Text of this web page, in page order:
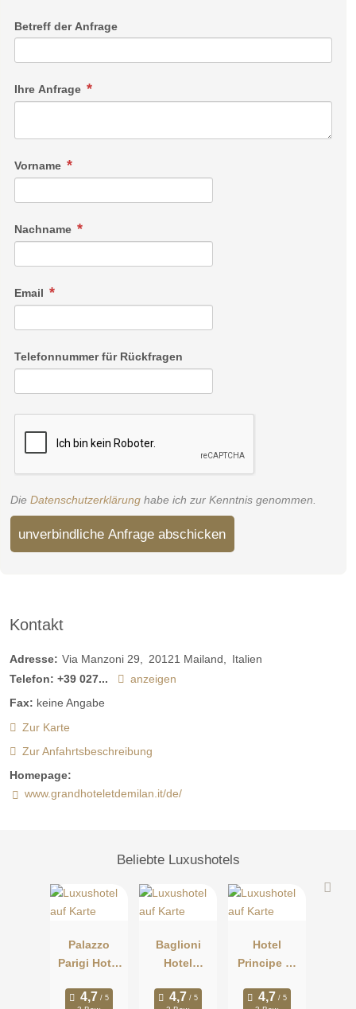
Betreff der Anfrage
Ihre Anfrage
Vorname
Nachname
Email
Telefonnummer für Rückfragen
Die Datenschutzerklärung habe ich zur Kenntnis genommen.
unverbindliche Anfrage abschicken
Kontakt
Adresse: Via Manzoni 29 20121 Mailand
Italien
Telefon: +39 027...
anzeigen
Fax: keine Angabe
Zur Karte
Zur Anfahrtsbeschreibung
Homepage:
www.grandhoteletdemilan.it/de/
Beliebte Luxushotels
Palazzo
Parigi Hotel
Milano
Baglioni
Hotel
Hotel
Principe Di